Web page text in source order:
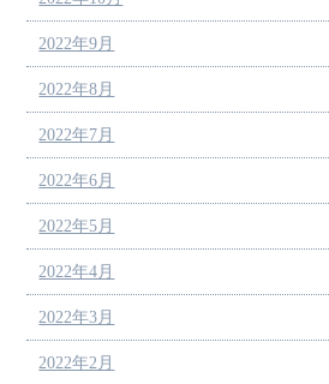
2022年9月
2022年8月
2022年7月
2022年6月
2022年5月
2022年4月
2022年3月
2022年2月